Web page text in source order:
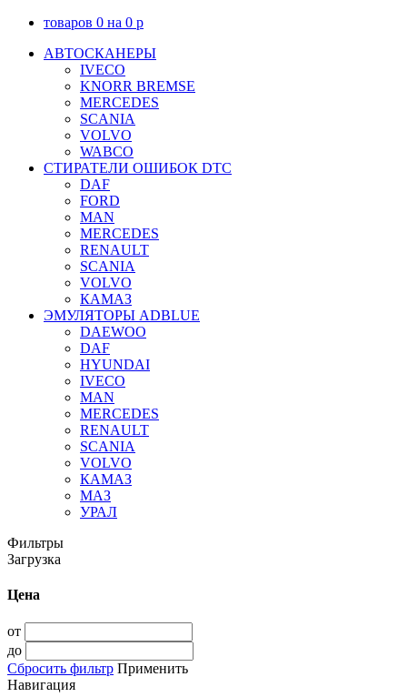
товаров 0 на 0 p
АВТОСКАНЕРЫ
IVECO
KNORR BREMSE
MERCEDES
SCANIA
VOLVO
WABCO
СТИРАТЕЛИ ОШИБОК DTC
DAF
FORD
MAN
MERCEDES
RENAULT
SCANIA
VOLVO
КАМАЗ
ЭМУЛЯТОРЫ ADBLUE
DAEWOO
DAF
HYUNDAI
IVECO
MAN
MERCEDES
RENAULT
SCANIA
VOLVO
КАМАЗ
МАЗ
УРАЛ
Фильтры
Загрузка
Цена
от
до
Сбросить фильтр Применить
Навигация